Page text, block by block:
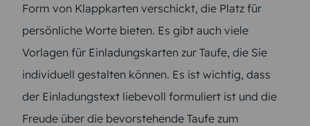
Form von Klappkarten verschickt, die Platz für
persönliche Worte bieten. Es gibt auch viele
Vorlagen für Einladungskarten zur Taufe, die Sie
individuell gestalten können. Es ist wichtig, dass
der Einladungstext liebevoll formuliert ist und die
Freude über die bevorstehende Taufe zum